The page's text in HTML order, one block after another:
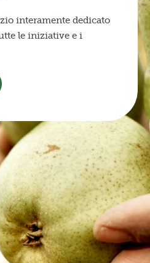
interamente dedicato
le iniziative e i